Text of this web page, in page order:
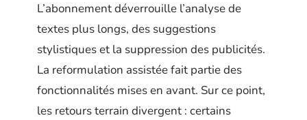
L’abonnement déverrouille l’analyse de
textes plus longs, des suggestions
stylistiques et la suppression des publicités.
La reformulation assistée fait partie des
fonctionnalités mises en avant. Sur ce point,
les retours terrain divergent : certains